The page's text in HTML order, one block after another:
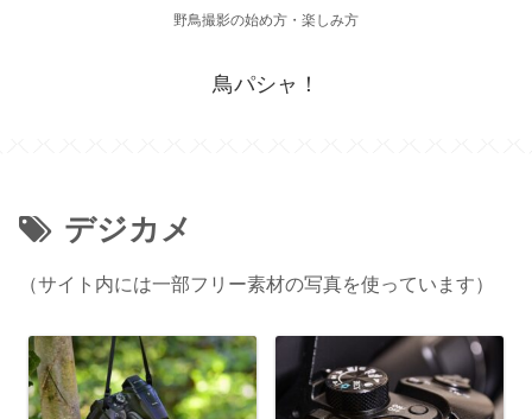
野鳥撮影の始め方・楽しみ方
鳥パシャ！
デジカメ
（サイト内には一部フリー素材の写真を使っています）